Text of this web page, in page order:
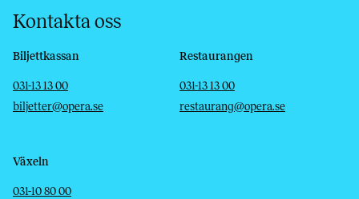
Kontakta oss
Biljettkassan
Telefon
031-13 13 00
E-post
biljetter@opera.se
Restaurangen
Telefon
031-13 13 00
E-post
restaurang@opera.se
Växeln
Telefon
031-10 80 00
E-post